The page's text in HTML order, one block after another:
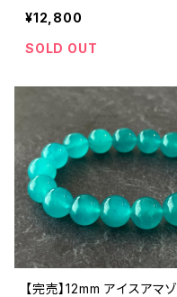
ット
¥12,800
SOLD OUT
【完売】12mm アイスアマゾ